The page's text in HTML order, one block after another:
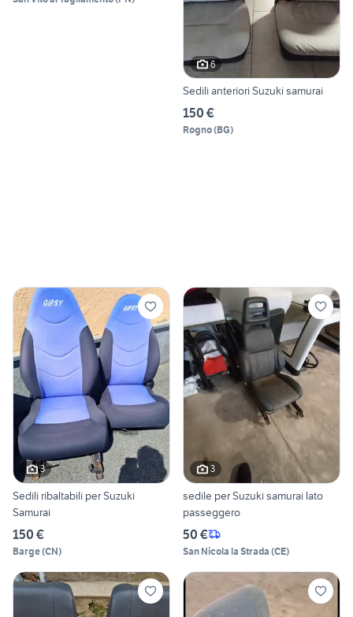
6
Sedili anteriori Suzuki samurai
150 €
Rogno(BG)
3
Sedili ribaltabili per Suzuki
Samurai
150 €
Barge(CN)
3
sedile per Suzuki samurai lato
passeggero
50 €
San Nicola la Strada (CE)